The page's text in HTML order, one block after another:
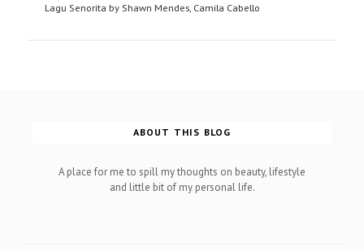
Lagu Senorita by Shawn Mendes, Camila Cabello
ABOUT THIS BLOG
A place for me to spill my thoughts on beauty, lifestyle
and little bit of my personal life.